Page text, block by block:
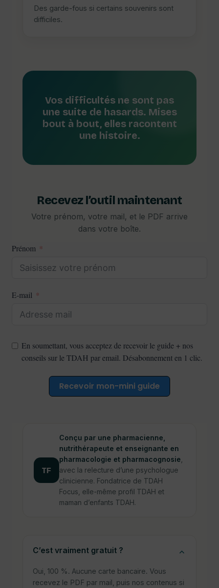
Des garde-fous si certains souvenirs sont
difficiles.
Vos difficultés ne sont pas
une suite de hasards. Mises
bout à bout, elles racontent
une histoire.
Recevez l’outil maintenant
Votre prénom, votre mail, et le PDF arrive
dans votre boîte.
Prénom
E-mail
En soumettant, vous acceptez de recevoir le guide + nos
conseils sur le TDAH par email. Désabonnement en 1 clic.
Recevoir mon-mini guide
TF
Conçu par une pharmacienne,
nutrithérapeute et enseignante en
pharmacologie et pharmacognosie
avec la relecture d’une psychologue
clinicienne. Fondatrice de TDAH
Focus, elle-même profil TDAH et
maman d’enfants TDAH.
C’est vraiment gratuit ?
Oui, 100 %. Aucune carte bancaire. Vous
recevez le PDF par mail, puis nos contenus si